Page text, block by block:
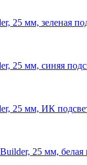
25 мм, зеленая
25 мм, синяя
25 мм, ИК
25 мм, белая